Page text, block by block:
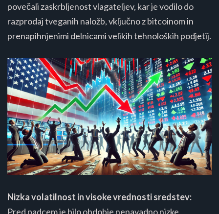
povečali zaskrbljenost vlagateljev, kar je vodilo do
razprodaj tveganih naložb, vključno z bitcoinom in
prenapihnjenimi delnicami velikih tehnoloških podjetij​​.
Nizka volatilnost in visoke vrednosti sredstev:
Pred padcem je bilo obdobje nenavadno nizke